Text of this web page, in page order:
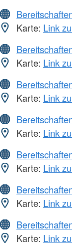
Karte: Link
Karte: Link
Karte: Link
Karte: Link
Karte: Link
Karte: Link
Karte: Link